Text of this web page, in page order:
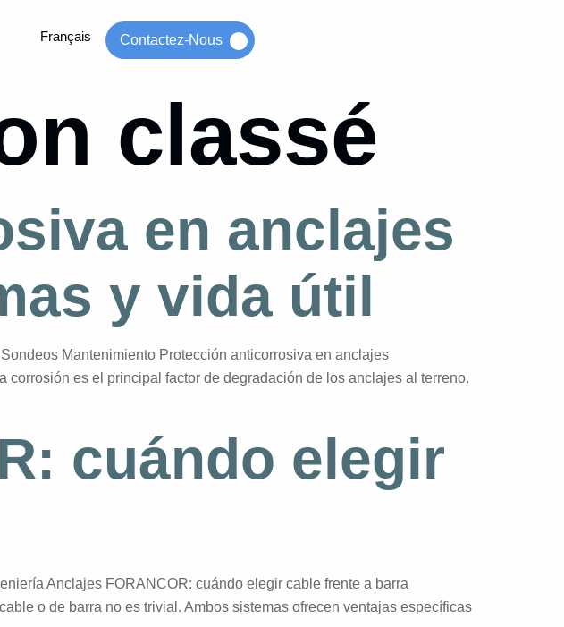
Français Contactez-Nous
classé
en anclajes
y vida útil
Mantenimiento Protección anticorrosiva en anclajes
es el principal factor de degradación de los anclajes al terreno.
cuándo elegir
Anclajes FORANCOR: cuándo elegir cable frente a barra
o de barra no es trivial. Ambos sistemas ofrecen ventajas específicas